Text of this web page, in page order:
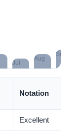
Notation
Excellent